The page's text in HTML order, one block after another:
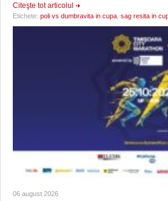
Citeşte tot articolul
Etichete: poli vs dumbravita in cupa sag resita in
06 august 2026